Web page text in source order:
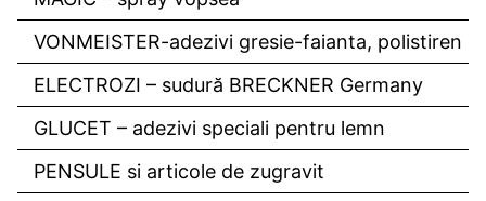
VONMEISTER-adezivi gresie-faianta, polistiren
ELECTROZI – sudură BRECKNER Germany
GLUCET – adezivi speciali pentru lemn
PENSULE si articole de zugravit